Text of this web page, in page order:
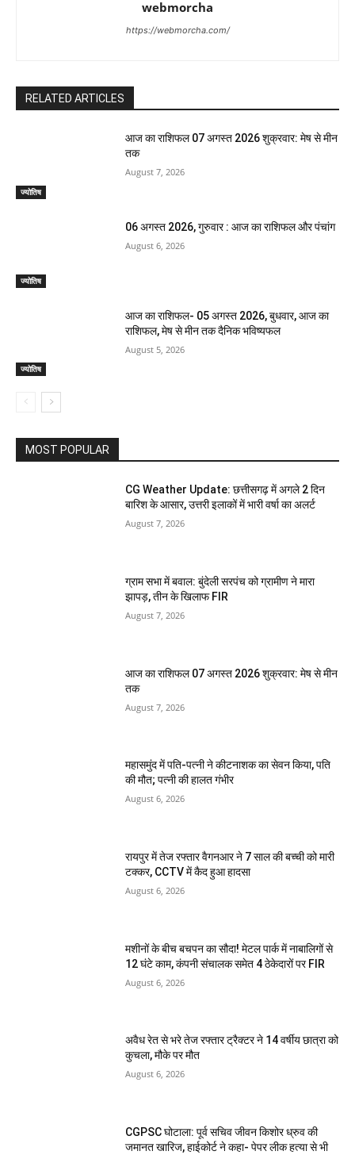
webmorcha
https://webmorcha.com/
RELATED ARTICLES
ज्योतिष
आज का राशिफल 07 अगस्त 2026 शुक्रवार: मेष से मीन
तक
August 7, 2026
ज्योतिष
06 अगस्त 2026, गुरुवार : आज का राशिफल और पंचांग
August 6, 2026
ज्योतिष
आज का राशिफल- 05 अगस्त 2026, बुधवार, आज का
राशिफल, मेष से मीन तक दैनिक भविष्यफल
August 5, 2026
MOST POPULAR
CG Weather Update: छत्तीसगढ़ में अगले 2 दिन
बारिश के आसार, उत्तरी इलाकों में भारी वर्षा का अलर्ट
August 7, 2026
ग्राम सभा में बवाल: बुंदेली सरपंच को ग्रामीण ने मारा
झापड़, तीन के खिलाफ FIR
August 7, 2026
आज का राशिफल 07 अगस्त 2026 शुक्रवार: मेष से मीन
तक
August 7, 2026
महासमुंद में पति-पत्नी ने कीटनाशक का सेवन किया, पति
की मौत; पत्नी की हालत गंभीर
August 6, 2026
रायपुर में तेज रफ्तार वैगनआर ने 7 साल की बच्ची को मारी
टक्कर, CCTV में कैद हुआ हादसा
August 6, 2026
मशीनों के बीच बचपन का सौदा! मेटल पार्क में नाबालिगों से
12 घंटे काम, कंपनी संचालक समेत 4 ठेकेदारों पर FIR
August 6, 2026
अवैध रेत से भरे तेज रफ्तार ट्रैक्टर ने 14 वर्षीय छात्रा को
कुचला, मौके पर मौत
August 6, 2026
CGPSC घोटाला: पूर्व सचिव जीवन किशोर ध्रुव की
जमानत खारिज, हाईकोर्ट ने कहा- पेपर लीक हत्या से भी